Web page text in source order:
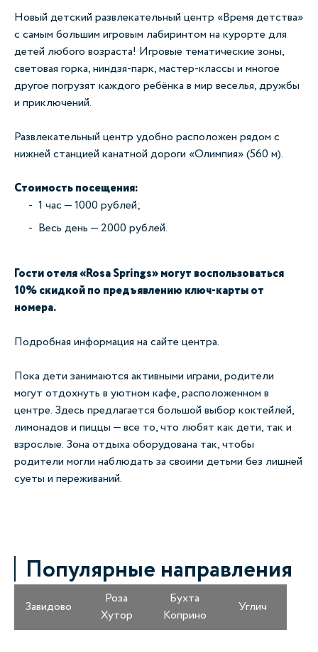
Новый детский развлекательный центр «Время детства»
с самым большим игровым лабиринтом на курорте для
детей любого возраста! Игровые тематические зоны,
световая горка, ниндзя-парк, мастер-классы и многое
другое погрузят каждого ребёнка в мир веселья, дружбы
и приключений.
Развлекательный центр удобно расположен рядом с
нижней станцией канатной дороги «Олимпия» (560 м).
Стоимость посещения:
1 час — 1000 рублей;
Весь день — 2000 рублей.
Гости отеля «Rosa Springs» могут воспользоваться
10% скидкой по предъявлению ключ-карты от
номера.
Подробная информация на сайте центра.
Пока дети занимаются активными играми, родители
могут отдохнуть в уютном кафе, расположенном в
центре. Здесь предлагается большой выбор коктейлей,
лимонадов и пиццы — все то, что любят как дети, так и
взрослые. Зона отдыха оборудована так, чтобы
родители могли наблюдать за своими детьми без лишней
суеты и переживаний.
Популярные направления
Завидово
Роза
Хутор
Бухта
Коприно
Углич